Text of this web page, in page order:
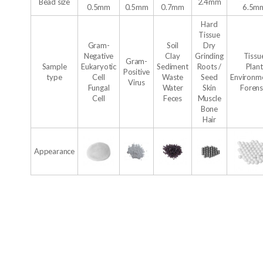
0.5mm
0.5mm
0.7mm
Sample
type
Gram-
Negative
Eukaryotic
Cell
Fungal
Cell
Gram-
Positive
Virus
Soil
Clay
Sediment
Waste
Water
Feces
Hard
Tissue
Dry
Grinding
Roots /
Seed
Skin
Muscle
Bone
Hair
Plant
Appearance